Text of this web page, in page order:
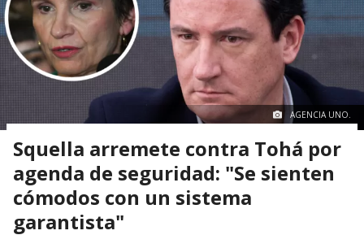
AGENCIA UNO.
Squella arremete contra Tohá por
agenda de seguridad: "Se sienten
cómodos con un sistema
garantista"